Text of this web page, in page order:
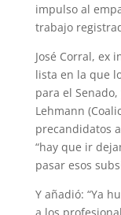
impulso al
trabajo
José Corral, ex
lista en la que
para el Senado,
Lehmann
precandidatos
“hay que ir
pasar esos
Y añadió: “Ya
a los